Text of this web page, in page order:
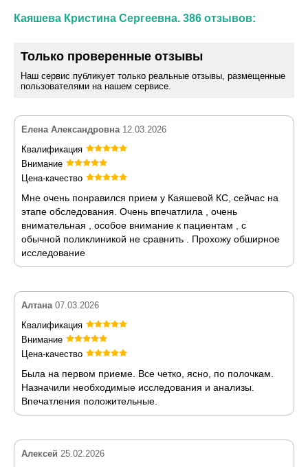
Каяшева Кристина Сергеевна. 386 отзывов:
Только проверенные отзывы
Наш сервис публикует только реальные отзывы, размещенные
пользователями на нашем сервисе.
Елена Александровна 12.03.2026
Квалификация
Внимание
Цена-качество
Мне очень понравился прием у Каяшевой КС, сейчас на
этапе обследования. Очень впечатлила , очень
внимательная , особое внимание к пациентам , с
обычной поликлиникой не сравнить . Прохожу обширное
исследование
Алтана 07.03.2026
Квалификация
Внимание
Цена-качество
Была на первом приеме. Все четко, ясно, по полочкам.
Назначили необходимые исследования и анализы.
Впечатления положительные.
Алексей 25.02.2026